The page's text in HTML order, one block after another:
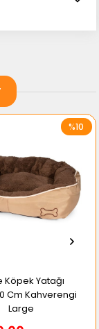
Yatağı
Kahverengi
%10